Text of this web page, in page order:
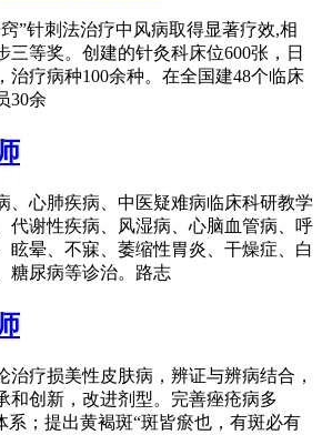
”针刺法治疗中风病取得显著疗效,相
三等奖。创建的针灸科床位600张，日
治疗病种100余种。在全国建48个临床
30余
、心肺疾病、中医疑难病临床科研教学
代谢性疾病、风湿病、心脑血管病、呼
眩晕、不寐、萎缩性胃炎、干燥症、白
糖尿病等诊治。路志
疗损美性皮肤病，辨证与辨病结合，
和创新，改进剂型。完善痤疮病多
系；提出黄褐斑“斑皆瘀也，有斑必有